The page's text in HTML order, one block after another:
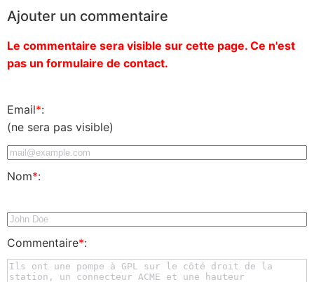
Ajouter un commentaire
Le commentaire sera visible sur cette page. Ce n'est
pas un formulaire de contact.
Email*:
(ne sera pas visible)
Nom*:
Commentaire*: